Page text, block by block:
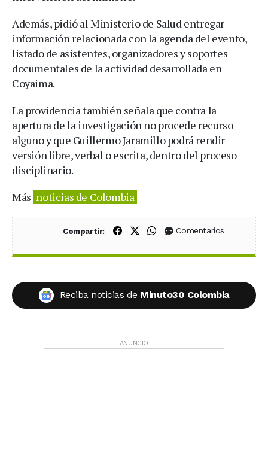
Además, pidió al Ministerio de Salud entregar
información relacionada con la agenda del evento,
listado de asistentes, organizadores y soportes
documentales de la actividad desarrollada en
Coyaima.
La providencia también señala que contra la
apertura de la investigación no procede recurso
alguno y que Guillermo Jaramillo podrá rendir
versión libre, verbal o escrita, dentro del proceso
disciplinario.
Más noticias de Colombia
Compartir: Compartir en Facebook
Compartir en X (Twitter)
Compartir en WhatsApp
Comentarios
Reciba noticias de Minuto30 Colombia
ANUNCIO